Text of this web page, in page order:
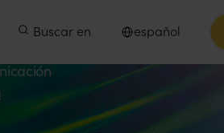
Menú principal
Productos Empresas Innovación
Buscar en
Seleccionar
español